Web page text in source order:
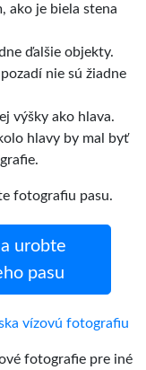
ako je biela stena
ďalšie objekty.
nie sú žiadne
výšky ako hlava.
hlavy by mal byť
fotografiu pasu.
urobte
pasu
vízovú fotografiu
fotografie pre iné